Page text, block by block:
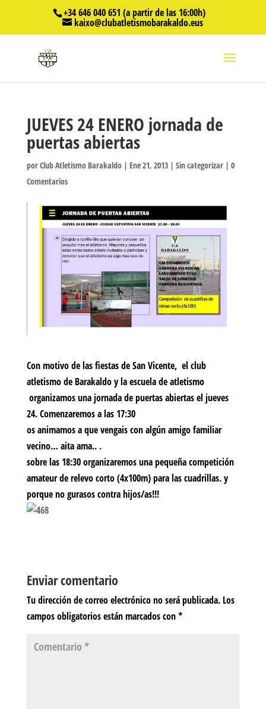
+34 646 040 651 (a partir de las 16:00h)
kaixo@clubatletismobarakaldo.eus
JUEVES 24 ENERO jornada de
puertas abiertas
porClub Atletismo Barakaldo| Ene 21, 2013| Sin categorizar| 0
Comentarios
Con motivo de las fiestas de San Vicente, el club
atletismo de Barakaldo y la escuela de atletismo
organizamos una jornada de puertas abiertas el jueves
24. Comenzaremos a las 17:30
os animamos a que vengais con algún amigo familiar
vecino… aita ama.. .
sobre las 18:30 organizaremos una pequeña competición
amateur de relevo corto (4x100m) para las cuadrillas. y
porque no gurasos contra hijos/as!!!
Enviar comentario
Tu dirección de correo electrónico no será publicada. Los
campos obligatorios están marcados con*